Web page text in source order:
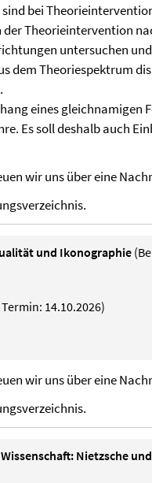
bei
Theorieintervention
untersuchen
dem Theoriespektrum
eines gleichnamigen
Es soll deshalb auch
wir uns über eine
und Ikonographie
14.10.2026)
wir uns über eine
Nietzsche